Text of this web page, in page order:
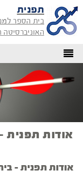
תפנית
בית הספר
אודות תפנית
אודות תפנית -